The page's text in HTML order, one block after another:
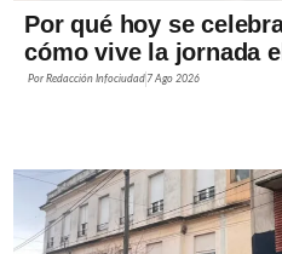
Por qué hoy se
cómo vive la jornada
PorRedacción Infociudad 7 Ago 2026